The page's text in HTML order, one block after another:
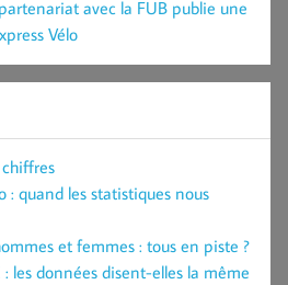
avec la FUB publie une
Vélo
: quand les statistiques nous
et femmes : tous en piste ?
les données disent-elles la même